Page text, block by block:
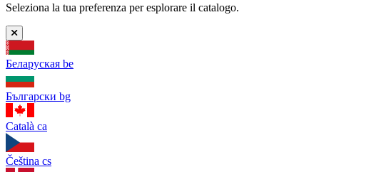
Seleziona la tua preferenza per esplorare il catalogo.
Беларуская be
Български bg
Català ca
Čeština cs